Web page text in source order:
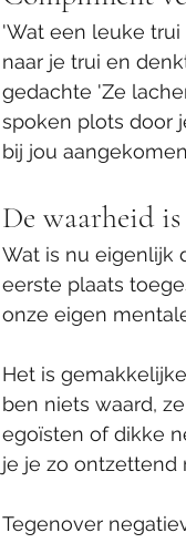
'Wat een leuke trui
naar je trui en
gedachte 'Ze
spoken plots door
bij jou
De waarheid is
Wat is nu eigenlijk
eerste plaats
onze eigen
Het is
ben niets waard,
egoïsten of dikke
je je zo ontzettend
Tegenover